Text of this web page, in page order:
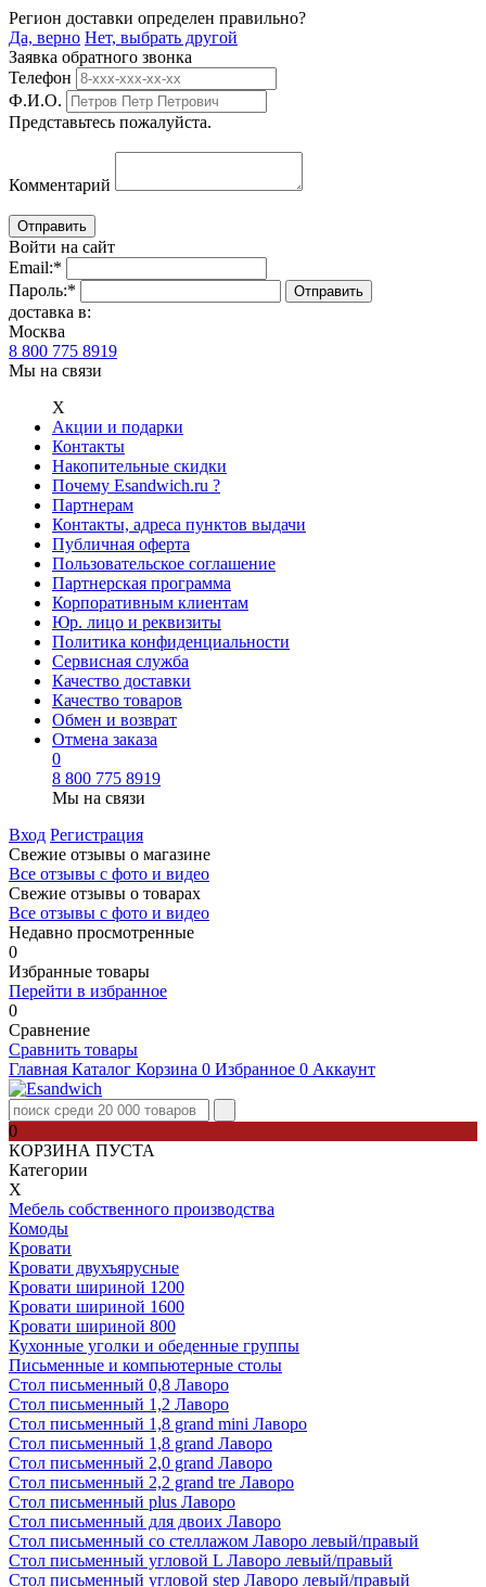
Регион доставки определен правильно?
Да, верно Нет, выбрать другой
Заявка обратного звонка
Телефон
Ф.И.О.
Представьтесь пожалуйста.
Комментарий
Войти на сайт
Email:*
Пароль:*
доставка в:
Москва
8 800 775 8919
Мы на связи
Х
Акции и подарки
Контакты
Накопительные скидки
Почему Esandwich.ru ?
Партнерам
Контакты, адреса пунктов выдачи
Публичная оферта
Пользовательское соглашение
Партнерская программа
Корпоративным клиентам
Юр. лицо и реквизиты
Политика конфиденциальности
Сервисная служба
Качество доставки
Качество товаров
Обмен и возврат
Отмена заказа
0
8 800 775 8919
Мы на связи
Вход Регистрация
Свежие отзывы о магазине
Все отзывы с фото и видео
Свежие отзывы о товарах
Все отзывы c фото и видео
Недавно просмотренные
0
Избранные товары
Перейти в избранное
0
Сравнение
Сравнить товары
Главная Каталог Корзина 0 Избранное 0 Аккаунт
0
КОРЗИНА ПУСТА
Категории
Х
Мебель собственного производства
Комоды
Кровати
Кровати двухъярусные
Кровати шириной 1200
Кровати шириной 1600
Кровати шириной 800
Кухонные уголки и обеденные группы
Письменные и компьютерные столы
Стол письменный 0,8 Лаворо
Стол письменный 1,2 Лаворо
Стол письменный 1,8 grand mini Лаворо
Стол письменный 1,8 grand Лаворо
Стол письменный 2,0 grand Лаворо
Стол письменный 2,2 grand tre Лаворо
Стол письменный plus Лаворо
Стол письменный для двоих Лаворо
Стол письменный со стеллажом Лаворо левый/правый
Стол письменный угловой L Лаворо левый/правый
Стол письменный угловой step Лаворо левый/правый